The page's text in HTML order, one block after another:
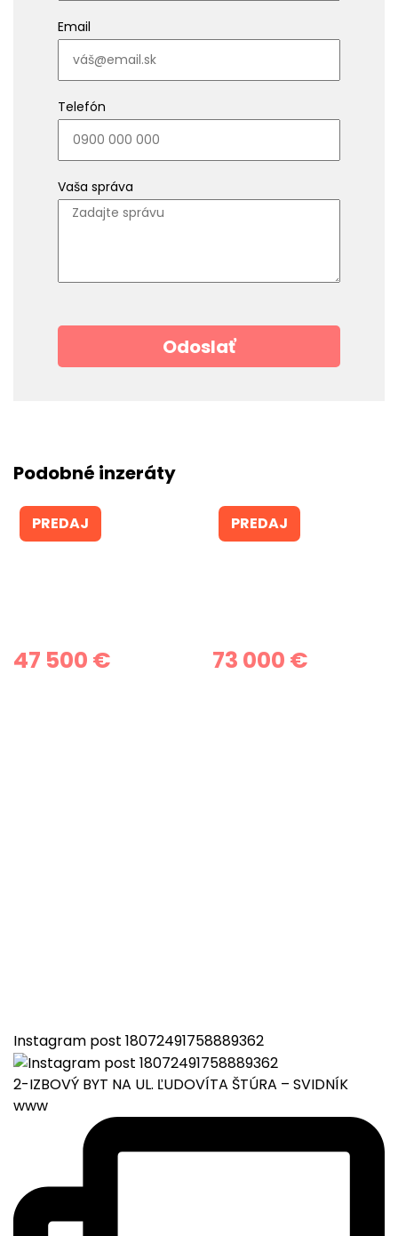
Email
Telefón
Vaša správa
Podobné inzeráty
PREDAJ
47 500 €
PREDAJ
73 000 €
Instagram post 18072491758889362
2-IZBOVÝ BYT NA UL. ĽUDOVÍTA ŠTÚRA – SVIDNÍK
www